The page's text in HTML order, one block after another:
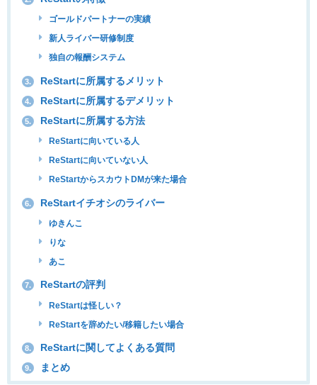
ゴールドパートナーの実績
新人ライバー研修制度
独自の報酬システム
3. ReStartに所属するメリット
4. ReStartに所属するデメリット
5. ReStartに所属する方法
ReStartに向いている人
ReStartに向いていない人
ReStartからスカウトDMが来た場合
6. ReStartイチオシのライバー
ゆきんこ
りな
あこ
7. ReStartの評判
ReStartは怪しい？
ReStartを辞めたい/移籍したい場合
8. ReStartに関してよくある質問
9. まとめ